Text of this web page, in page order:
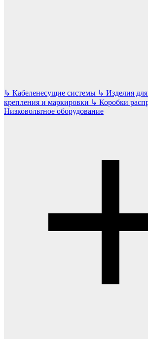
↳ Кабеленесущие системы ↳ Изделия
крепления и маркировки ↳ Коробки
Низковольтное оборудование